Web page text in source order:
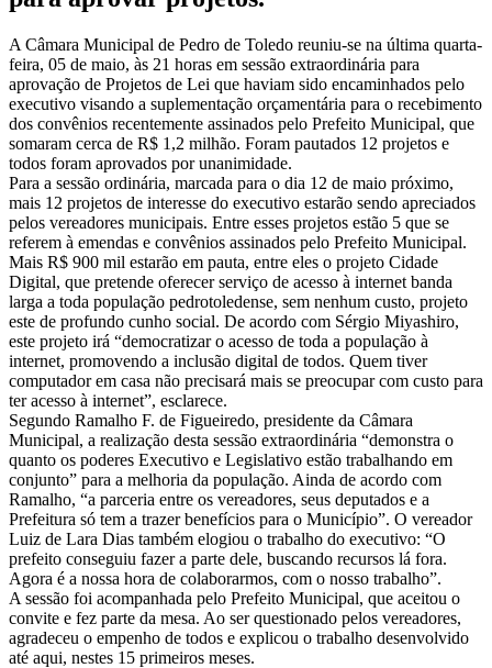
A Câmara Municipal de Pedro de Toledo reuniu-se na última quarta-
feira, 05 de maio, às 21 horas em sessão extraordinária para
aprovação de Projetos de Lei que haviam sido encaminhados pelo
executivo visando a suplementação orçamentária para o recebimento
dos convênios recentemente assinados pelo Prefeito Municipal, que
somaram cerca de R$ 1,2 milhão. Foram pautados 12 projetos e
todos foram aprovados por unanimidade.
Para a sessão ordinária, marcada para o dia 12 de maio próximo,
mais 12 projetos de interesse do executivo estarão sendo apreciados
pelos vereadores municipais. Entre esses projetos estão 5 que se
referem à emendas e convênios assinados pelo Prefeito Municipal.
Mais R$ 900 mil estarão em pauta, entre eles o projeto Cidade
Digital, que pretende oferecer serviço de acesso à internet banda
larga a toda população pedrotoledense, sem nenhum custo, projeto
este de profundo cunho social. De acordo com Sérgio Miyashiro,
este projeto irá “democratizar o acesso de toda a população à
internet, promovendo a inclusão digital de todos. Quem tiver
computador em casa não precisará mais se preocupar com custo para
ter acesso à internet”, esclarece.
Segundo Ramalho F. de Figueiredo, presidente da Câmara
Municipal, a realização desta sessão extraordinária “demonstra o
quanto os poderes Executivo e Legislativo estão trabalhando em
conjunto” para a melhoria da população. Ainda de acordo com
Ramalho, “a parceria entre os vereadores, seus deputados e a
Prefeitura só tem a trazer benefícios para o Município”. O vereador
Luiz de Lara Dias também elogiou o trabalho do executivo: “O
prefeito conseguiu fazer a parte dele, buscando recursos lá fora.
Agora é a nossa hora de colaborarmos, com o nosso trabalho”.
A sessão foi acompanhada pelo Prefeito Municipal, que aceitou o
convite e fez parte da mesa. Ao ser questionado pelos vereadores,
agradeceu o empenho de todos e explicou o trabalho desenvolvido
até aqui, nestes 15 primeiros meses.